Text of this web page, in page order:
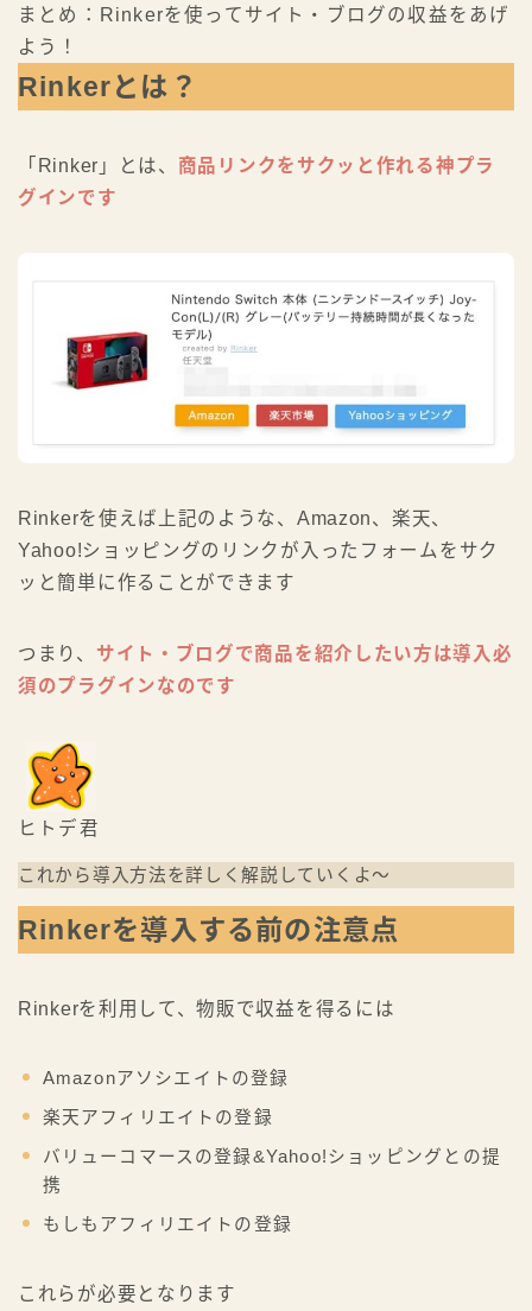
まとめ：Rinkerを使ってサイト・ブログの収益をあげ
よう！
Rinkerとは？
「Rinker」とは、 商品リンクをサクッと作れる神プラ
グインです
Rinkerを使えば上記のような、Amazon、楽天、
Yahoo!ショッピングのリンクが入ったフォームをサク
ッと簡単に作ることができます
つまり、 サイト・ブログで商品を紹介したい方は導入必
須のプラグインなのです
ヒトデ君
これから導入方法を詳しく解説していくよ〜
Rinkerを導入する前の注意点
Rinkerを利用して、物販で収益を得るには
Amazonアソシエイトの登録
楽天アフィリエイトの登録
バリューコマースの登録&Yahoo!ショッピングとの提
携
もしもアフィリエイトの登録
これらが必要となります